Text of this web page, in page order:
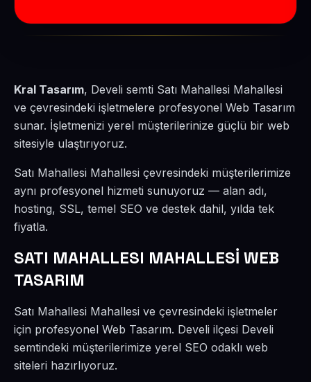
Kral Tasarım, Develi semti Satı Mahallesi Mahallesi
ve çevresindeki işletmelere profesyonel Web Tasarım
sunar. İşletmenizi yerel müşterilerinize güçlü bir web
sitesiyle ulaştırıyoruz.
Satı Mahallesi Mahallesi çevresindeki müşterilerimize
aynı profesyonel hizmeti sunuyoruz — alan adı,
hosting, SSL, temel SEO ve destek dahil, yılda tek
fiyatla.
SATI MAHALLESI MAHALLESİ WEB
TASARIM
Satı Mahallesi Mahallesi ve çevresindeki işletmeler
için profesyonel Web Tasarım. Develi ilçesi Develi
semtindeki müşterilerimize yerel SEO odaklı web
siteleri hazırlıyoruz.